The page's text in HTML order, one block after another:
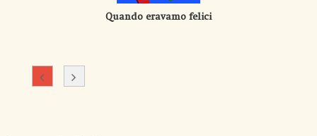
Quando eravamo felici